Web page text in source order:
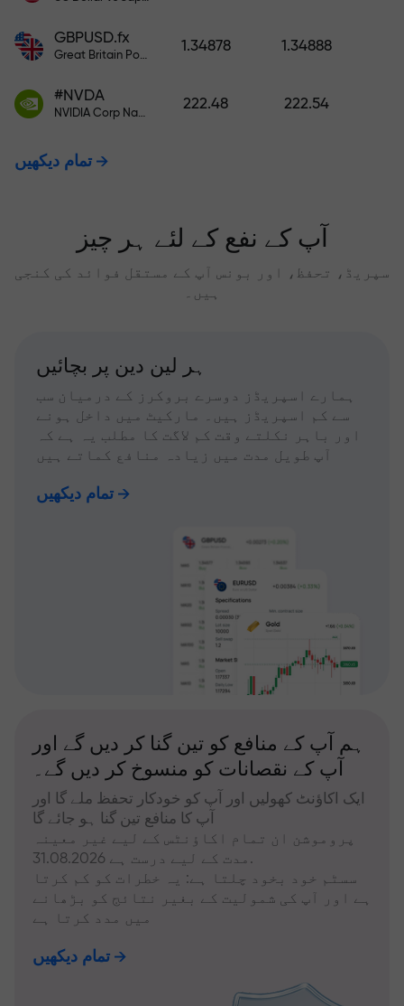
GBPUSD.fx
Great Britain Pound vs US Dollar
1.34878 1.34888
#NVDA
NVIDIA Corp Nasdaq Stock Exchange (Nasdaq) USD
222.48 222.54
تمام دیکھیں
آپ کے نفع کے لئے ہر چیز
سپریڈ، تحفظ، اور بونس آپ کے مستقل فوائد کی کنجی
ہیں۔
ہر لین دین پر بچائیں
ہمارے اسپریڈز دوسرے بروکرز کے درمیان سب
سے کم اسپریڈز ہیں۔ مارکیٹ میں داخل ہونے
اور باہر نکلتے وقت کم لاگت کا مطلب یہ ہے کہ
آپ طویل مدت میں زیادہ منافع کماتے ہیں
تمام دیکھیں
ہم آپ کے منافع کو تین گنا کر دیں گے اور
آپ کے نقصانات کو منسوخ کر دیں گے۔
ایک اکاؤنٹ کھولیں اور آپ کو خودکار تحفظ ملے گا اور
آپ کا منافع تین گنا ہو جائے گا
پروموشن ان تمام اکاؤنٹس کے لیے غیر معینہ
مدت کے لیے درست ہے 31.08.2026.
سسٹم خود بخود چلتا ہے: یہ خطرات کو کم کرتا
ہے اور آپ کی شمولیت کے بغیر نتائج کو بڑھانے
میں مدد کرتا ہے
تمام دیکھیں